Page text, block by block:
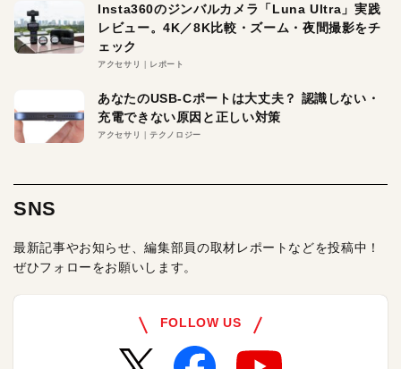
Insta360のジンバルカメラ「Luna Ultra」実践
レビュー。4K／8K比較・ズーム・夜間撮影をチ
ェック
アクセサリ レポート
あなたのUSB-Cポートは大丈夫？ 認識しない・
充電できない原因と正しい対策
アクセサリ テクノロジー
SNS
最新記事やお知らせ、編集部員の取材レポートなどを投稿中！
ぜひフォローをお願いします。
FOLLOW US